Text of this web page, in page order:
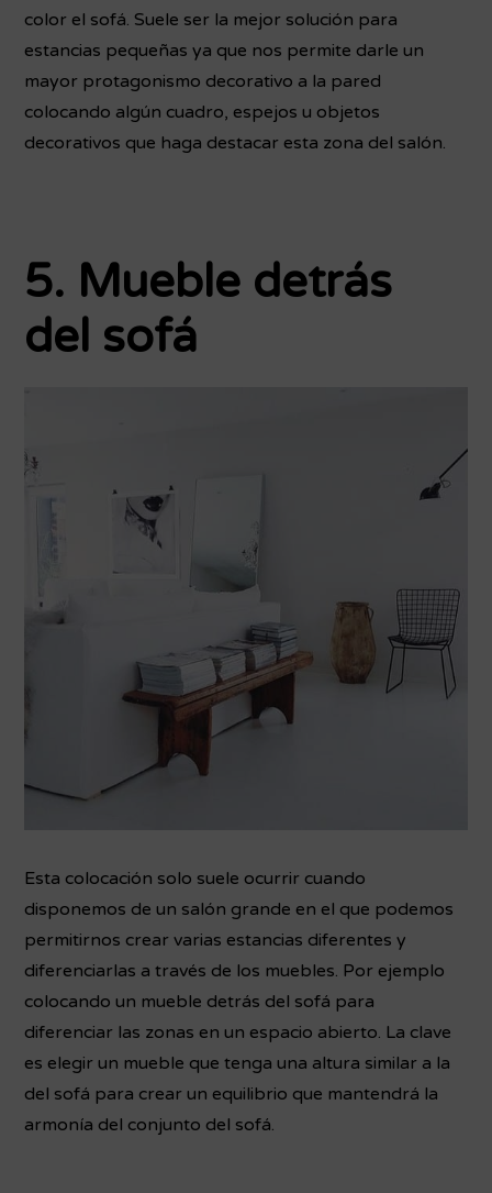
color el sofá. Suele ser la mejor solución para
estancias pequeñas ya que nos permite darle un
mayor protagonismo decorativo a la pared
colocando algún cuadro, espejos u objetos
decorativos que haga destacar esta zona del salón.
5. Mueble detrás
del sofá
Esta colocación solo suele ocurrir cuando
disponemos de un salón grande en el que podemos
permitirnos crear varias estancias diferentes y
diferenciarlas a través de los muebles. Por ejemplo
colocando un mueble detrás del sofá para
diferenciar las zonas en un espacio abierto. La clave
es elegir un mueble que tenga una altura similar a la
del sofá para crear un equilibrio que mantendrá la
armonía del conjunto del sofá.